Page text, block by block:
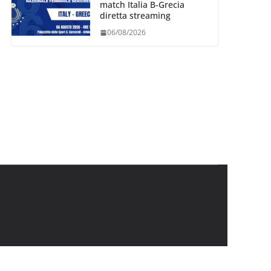
match Italia B-Grecia
diretta streaming
06/08/2026